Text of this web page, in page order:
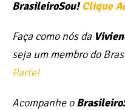
BrasileiroSou!Clique
Faça como nós da
seja um membro do
Parte!
Acompanhe o